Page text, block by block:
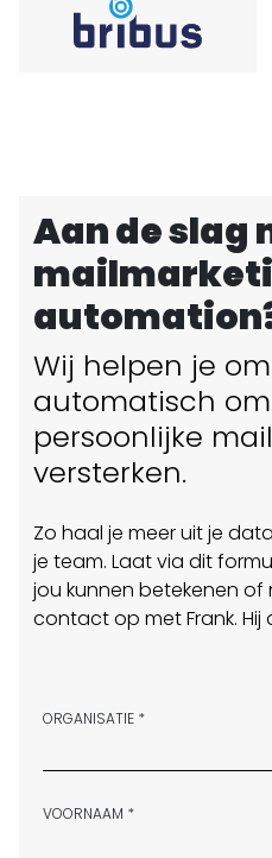
Aan de slag
Wij helpen je
automatisch
persoonlijke
versterken.
Zo haal je meer uit je
je team. Laat via dit
jou kunnen betekenen of
contact op met Frank.
ORGANISATIE *
VOORNAAM *